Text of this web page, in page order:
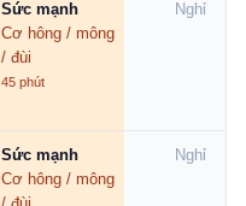
Sức mạnh
Cơ hông / mông
/ đùi
45 phút
Nghỉ
Sức mạnh
Cơ hông / mông
Nghỉ